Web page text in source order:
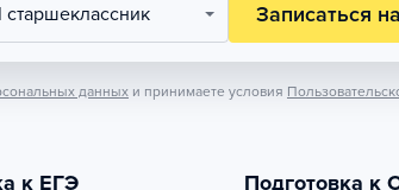
Я старшеклассник Записаться
данных и принимаете условия
к ЕГЭ Подготовка к